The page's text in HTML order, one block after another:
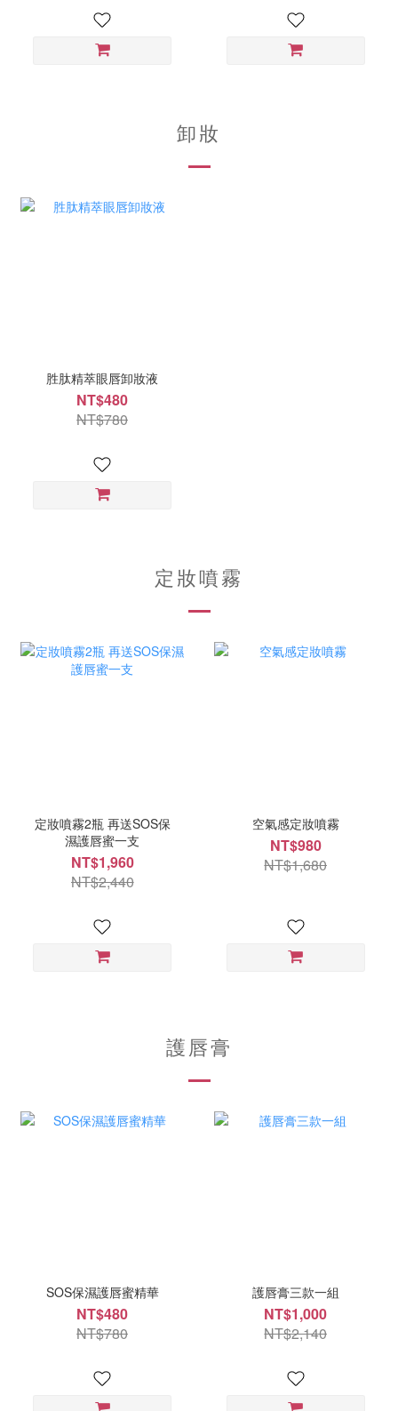
卸妝
胜肽精萃眼唇卸妝液
NT$480
NT$780
定妝噴霧
定妝噴霧2瓶 再送SOS保
濕護唇蜜一支
NT$1,960
NT$2,440
空氣感定妝噴霧
NT$980
NT$1,680
護唇膏
SOS保濕護唇蜜精華
NT$480
NT$780
護唇膏三款一組
NT$1,000
NT$2,140